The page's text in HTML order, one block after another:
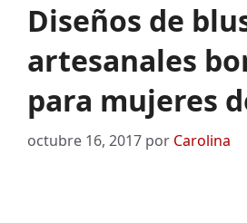
Diseños de
artesanales
para mujeres
octubre 16, 2017 por Carolina